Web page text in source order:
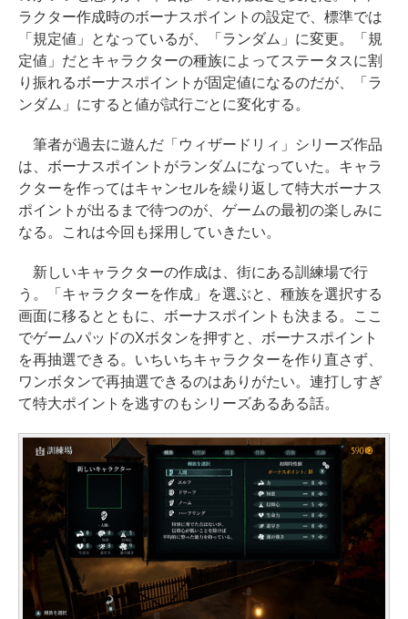
ラクター作成時のボーナスポイントの設定で、標準では
「規定値」となっているが、「ランダム」に変更。「規
定値」だとキャラクターの種族によってステータスに割
り振れるボーナスポイントが固定値になるのだが、「ラ
ンダム」にすると値が試行ごとに変化する。
筆者が過去に遊んだ「ウィザードリィ」シリーズ作品
は、ボーナスポイントがランダムになっていた。キャラ
クターを作ってはキャンセルを繰り返して特大ボーナス
ポイントが出るまで待つのが、ゲームの最初の楽しみに
なる。これは今回も採用していきたい。
新しいキャラクターの作成は、街にある訓練場で行
う。「キャラクターを作成」を選ぶと、種族を選択する
画面に移るとともに、ボーナスポイントも決まる。ここ
でゲームパッドのXボタンを押すと、ボーナスポイント
を再抽選できる。いちいちキャラクターを作り直さず、
ワンボタンで再抽選できるのはありがたい。連打しすぎ
て特大ポイントを逃すのもシリーズあるある話。